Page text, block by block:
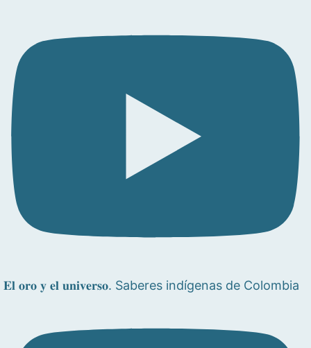
𝐄𝐥 𝐨𝐫𝐨 𝐲 𝐞𝐥 𝐮𝐧𝐢𝐯𝐞𝐫𝐬𝐨. Saberes indígenas de Colombia